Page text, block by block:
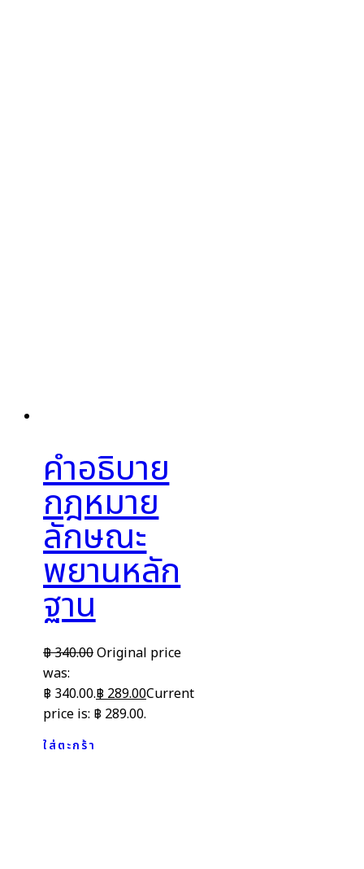
คำอธิบาย
กฎหมาย
ลักษณะ
พยานหลัก
ฐาน
฿340.00Original price
was:
฿ 340.00.฿ 289.00Current
price is: ฿ 289.00.
ใส่ตะกร้า